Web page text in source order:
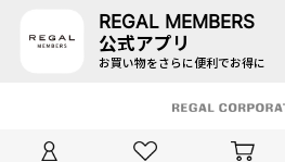
REGAL MEMBERS
公式アプリ
お買い物をさらに便利でお得に